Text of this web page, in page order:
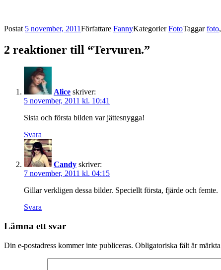
Postat 5 november, 2011Författare FannyKategorierFotoTaggarfoto,
2 reaktioner till “Tervuren.”
Alice skriver:
5 november, 2011 kl. 10:41
Sista och första bilden var jättesnygga!
Svara
Candy skriver:
7 november, 2011 kl. 04:15
Gillar verkligen dessa bilder. Speciellt första, fjärde och femte.
Svara
Lämna ett svar
Din e-postadress kommer inte publiceras. Obligatoriska fält är märkta